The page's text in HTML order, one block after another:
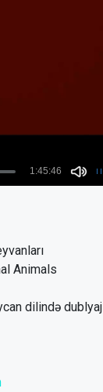
Animals
dilində dublyaj